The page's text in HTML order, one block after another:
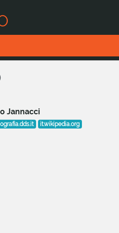
Jannacci
it.wikipedia.org